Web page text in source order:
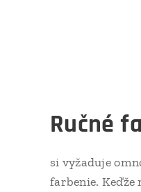
Ručné
si vyžaduje
farbenie. Keďže